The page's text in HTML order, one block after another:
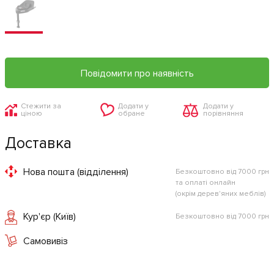
Повідомити про наявність
Стежити за
ціною
Додати у
обране
Додати у
порівняння
Доставка
Нова пошта (відділення)
Безкоштовно від 7000 грн
та оплаті онлайн
(окрім дерев'яних меблів)
Кур'єр (Київ) Безкоштовно від 7000 грн
Самовивіз